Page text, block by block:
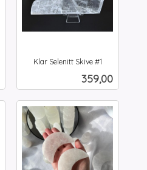
Klar Selenitt Skive #1
Pris
359,00